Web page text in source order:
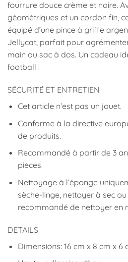
fourrure douce crème et noire.
géométriques et un cordon fin,
équipé d’une pince à griffe
Jellycat, parfait pour
main ou sac à dos. Un cadeau
football !
SÉCURITÉ ET ENTRETIEN
Cet article n’est pas un jouet.
Conforme à la directive
de produits.
Recommandé à partir de 3
pièces.
Nettoyage à l’éponge
sèche-linge, nettoyer à sec ou
recommandé de nettoyer en
DETAILS
Dimensions: 16 cm x 8 cm x 6